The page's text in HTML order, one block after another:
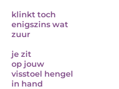
klinkt toch
enigszins wat
zuur
je zit
op jouw
visstoel hengel
in hand